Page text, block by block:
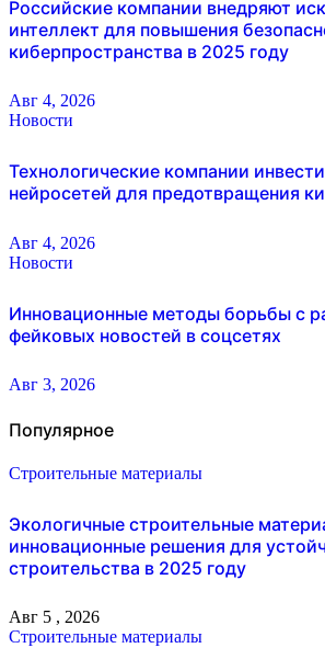
Российские компании внедряют
интеллект для повышения
киберпространства в 2025 году
Авг 4, 2026
Новости
Технологические компании
нейросетей для предотвращения
Авг 4, 2026
Новости
Инновационные методы борьбы с
фейковых новостей в соцсетях
Авг 3, 2026
Популярное
Строительные материалы
Экологичные строительные
инновационные решения для
строительства в 2025 году
Авг 5 , 2026
Строительные материалы